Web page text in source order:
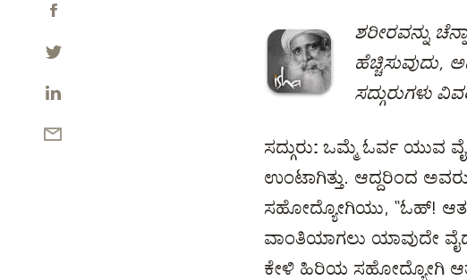
ಶರೀರವನ್ನು
ಹೆಚ್ಚಿಸುವುದು,
ಸದ್ಗುರುಗಳು
ಸದ್ಗುರು: ಒಮ್ಮೆ ಓರ್ವ ಯುವ
ಉಂಟಾಗಿತ್ತು. ಆದ್ದರಿಂದ
ಸಹೋದ್ಯೋಗಿಯು, “ಓಹ್!
ವಾಂತಿಯಾಗಲು ಯಾವುದೇ
ಕೇಳಿ ಹಿರಿಯ ಸಹೋದ್ಯೋಗಿ